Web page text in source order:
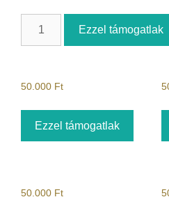
Ezzel támogatlak
50.000 Ft
Ezzel támogatlak
50.000 Ft